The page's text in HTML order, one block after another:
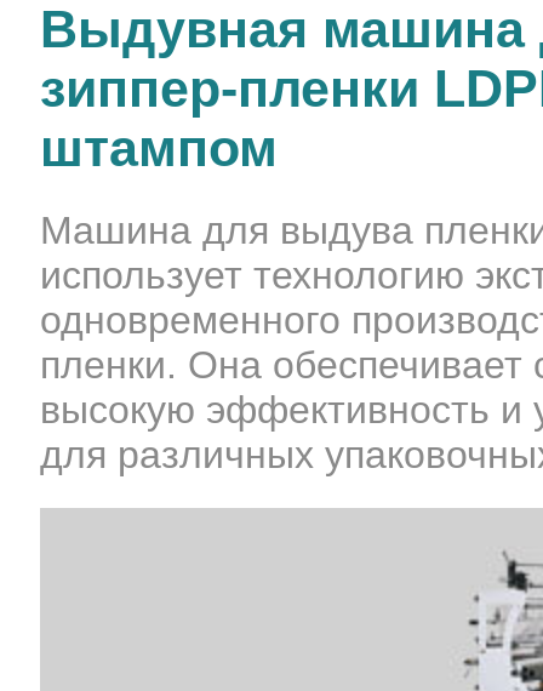
Выдувная машина
зиппер-пленки
штампом
Машина для выдува
использует технологию
одновременного
пленки. Она обеспечивает
высокую эффективность и
для различных